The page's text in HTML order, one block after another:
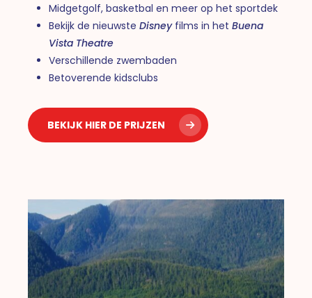
Midgetgolf, basketbal en meer op het sportdek
Bekijk de nieuwsteDisneyfilms in hetBuena
Vista Theatre
Verschillende zwembaden
Betoverende kidsclubs
BEKIJK HIER DE PRIJZEN